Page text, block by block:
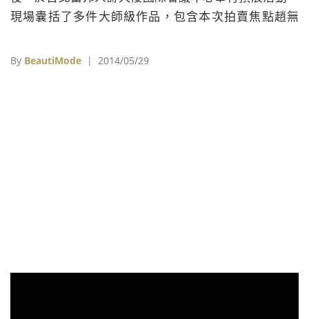
現場囊括了多件大師級作品，包含本次拍賣焦點趙無
草間彌生、奈良美智、陳澄波、邱亞才、朱德群、劉國
By BeautiMode | 2014/05/29